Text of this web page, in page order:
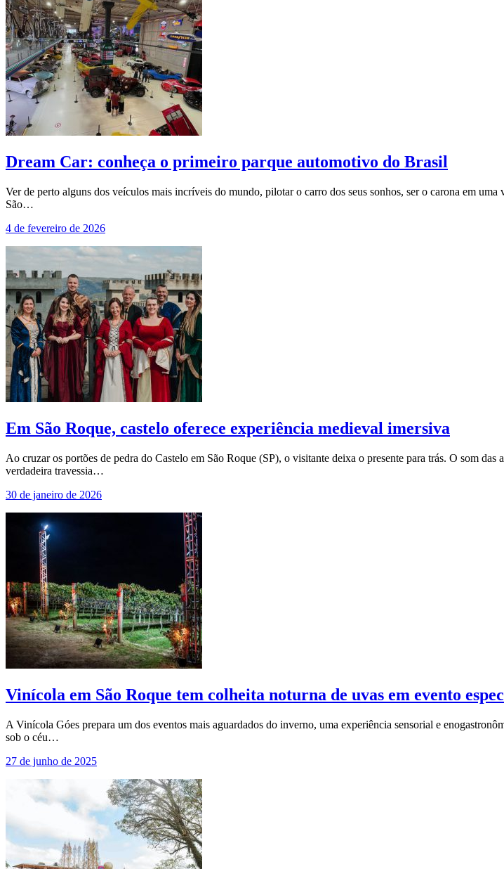
Dream Car: conheça o primeiro parque automotivo do Brasil
Ver de perto alguns dos veículos mais incríveis do mundo, pilotar o carro dos seus sonhos, ser o carona em
São…
4 de fevereiro de 2026
Em São Roque, castelo oferece experiência medieval imersiva
Ao cruzar os portões de pedra do Castelo em São Roque (SP), o visitante deixa o presente para trás. O som
verdadeira travessia…
30 de janeiro de 2026
Vinícola em São Roque tem colheita noturna de uvas em evento
A Vinícola Góes prepara um dos eventos mais aguardados do inverno, uma experiência sensorial e
sob o céu…
27 de junho de 2025